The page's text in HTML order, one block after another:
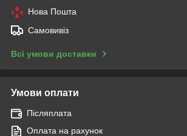
Нова Пошта
Самовивіз
Всі умови доставки
Умови оплати
Післяплата
Оплата на рахунок